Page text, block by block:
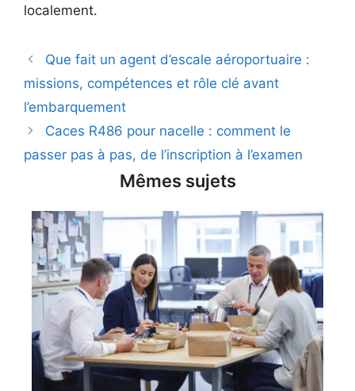
localement.
Que fait un agent d’escale aéroportuaire :
missions, compétences et rôle clé avant
l’embarquement
Caces R486 pour nacelle : comment le
passer pas à pas, de l’inscription à l’examen
Mêmes sujets